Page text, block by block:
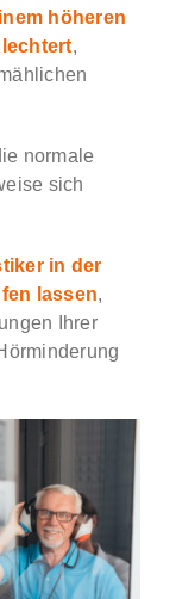
höheren
,
normale
sich
in der
lassen,
Ihrer